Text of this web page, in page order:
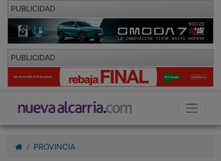
PUBLICIDAD
PUBLICIDAD
PROVINCIA